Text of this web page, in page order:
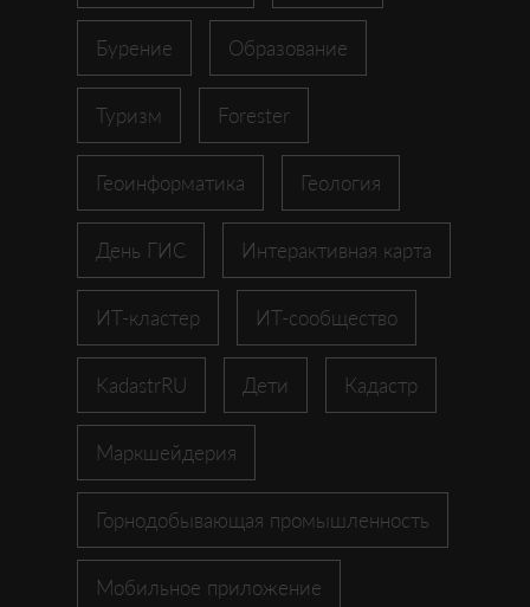
Бурение Образование
Туризм Forester
Геоинформатика Геология
День ГИС Интерактивная карта
ИТ-кластер ИТ-сообщество
KadastrRU Дети Кадастр
Маркшейдерия
Горнодобывающая промышленность
Мобильное приложение